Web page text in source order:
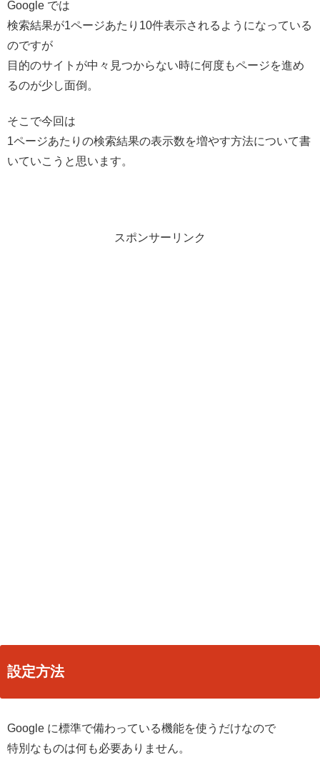
Google では
検索結果が1ページあたり10件表示されるようになっている
のですが
目的のサイトが中々見つからない時に何度もページを進め
るのが少し面倒。
そこで今回は
1ページあたりの検索結果の表示数を増やす方法について書
いていこうと思います。
スポンサーリンク
設定方法
Google に標準で備わっている機能を使うだけなので
特別なものは何も必要ありません。